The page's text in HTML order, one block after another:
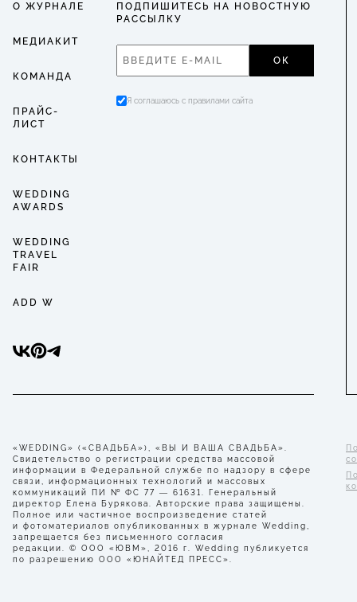
О ЖУРНАЛЕ
МЕДИАКИТ
КОМАНДА
ПРАЙС-
ЛИСТ
КОНТАКТЫ
WEDDING
AWARDS
WEDDING
TRAVEL
FAIR
ADD W
ПОДПИШИТЕСЬ НА НОВОСТНУЮ
РАССЫЛКУ
ОК
Я соглашаюсь с правилами сайта
«WEDDING» («СВАДЬБА»), «ВЫ И ВАША СВАДЬБА».
Свидетельство о регистрации средства массовой
информации в Федеральной службе по надзору в сфере
связи, информационных технологий и массовых
коммуникаций ПИ № ФС 77 — 61631. Генеральный
директор Елена Бурякова. Авторские права защищены.
Полное или частичное воспроизведение статей
и фотоматериалов опубликованных в журнале Wedding,
запрещается без письменного согласия
редакции. © ООО «ЮВМ», 2016 г. Wedding публикуется
по разрешению ООО «ЮНАЙТЕД ПРЕСС».